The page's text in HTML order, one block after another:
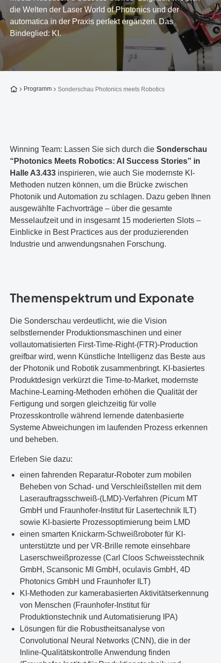
die Welten der Laser World of Photonics und der
automatica in der Praxis perfekt ergänzen. Das
Bindeglied: KI.
Zur Startseite
Programm Sonderschau Photonics meets Robotics
Winning Team: Lassen Sie sich durch die Sonderschau
“Photonics Meets Robotics: AI Success Stories” in
Halle A3.433 inspirieren, wie auch Sie modernste KI-
Methoden nutzen können, um die Brücke zwischen
Photonik und Automation zu schlagen. Dazu geben Ihnen
ausgewählte Fachvorträge – über die gesamte
Messelaufzeit und in insgesamt 15 moderierten Slots –
Einblicke in Best Practices aus der produzierenden
Industrie und anwendungsnahen Forschung.
Themenspektrum und Exponate
Die Sonderschau verdeutlicht, wie die Vision
selbstlernender Produktionsmaschinen und einer
vollautomatisierten First-Time-Right-(FTR)-Production
greifbar wird, wenn Künstliche Intelligenz das Beste aus
der Photonik und Robotik zusammenbringt. KI-basiertes
Produktdesign verkürzt die Time-to-Market, modernste
Machine-Learning-Methoden erhöhen die Qualität der
Fertigung und sorgen gleichzeitig für volle
Prozesskontrolle während lernende datenbasierte
Systeme Abweichungen im laufenden Prozess erkennen
und beheben.
Erleben Sie dazu:
einen fahrenden Reparatur-Roboter zum mobilen
Beheben von Schad- und Verschleißstellen mit dem
Laserauftragsschweiß-(LMD)-Verfahren (Picum MT
GmbH und Fraunhofer-Institut für Lasertechnik ILT)
sowie KI-basierte Prozessoptimierung beim LMD
einen smarten Knickarm-Schweißroboter für KI-
unterstützte und per VR-Brille remote einsehbare
Laserschweißprozesse (Carl Cloos Schweisstechnik
GmbH, Scansonic MI GmbH, oculavis GmbH, 4D
Photonics GmbH und Fraunhofer ILT)
KI-Methoden zur kamerabasierten Aktivitätserkennung
von Menschen (Fraunhofer-Institut für
Produktionstechnik und Automatisierung IPA)
Lösungen für die Robustheitsanalyse von
Convolutional Neural Networks (CNN), die in der
Inline-Qualitätskontrolle Anwendung finden